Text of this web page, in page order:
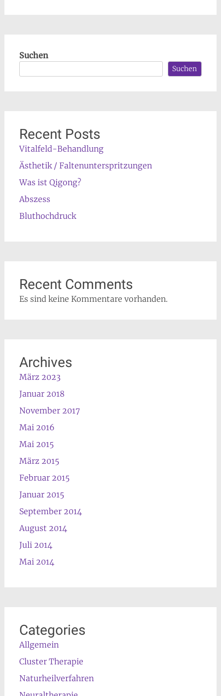
Suchen
Suchen
Recent Posts
Vitalfeld-Behandlung
Ästhetik / Faltenunterspritzungen
Was ist Qigong?
Abszess
Bluthochdruck
Recent Comments
Es sind keine Kommentare vorhanden.
Archives
März 2023
Januar 2018
November 2017
Mai 2016
Mai 2015
März 2015
Februar 2015
Januar 2015
September 2014
August 2014
Juli 2014
Mai 2014
Categories
Allgemein
Cluster Therapie
Naturheilverfahren